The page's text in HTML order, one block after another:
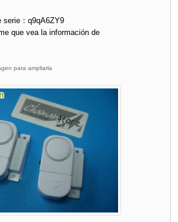
serie：q9qA6ZY9
que vea la información de
para ampliarla